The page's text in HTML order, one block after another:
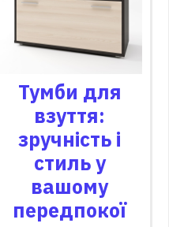
Тумби для
взуття:
зручність і
стиль у
вашому
передпокої